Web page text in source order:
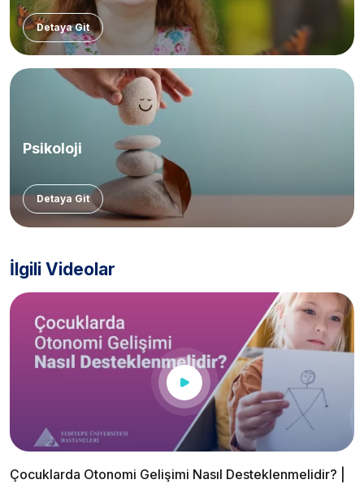
Detaya Git
Psikoloji
Detaya Git
İlgili Videolar
Çocuklarda Otonomi Gelişimi Nasıl Desteklenmelidir? |